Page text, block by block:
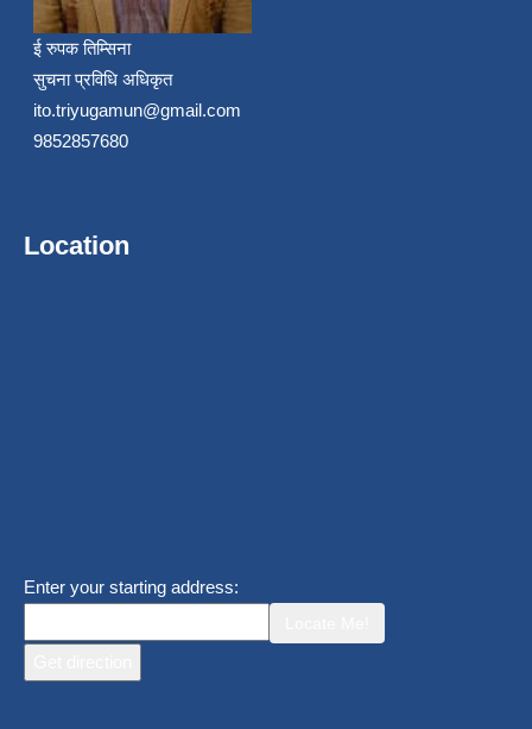
ई रुपक तिम्सिना
सुचना प्रविधि अधिकृत
ito.triyugamun@gmail.com
9852857680
Location
Enter your starting address: